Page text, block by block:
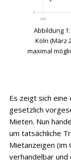
Abbildung
Köln (März
maximal
Es zeigt sich eine
gesetzlich
Mieten. Nun
um tatsächliche
Mietanzeigen (im
verhandelbar und